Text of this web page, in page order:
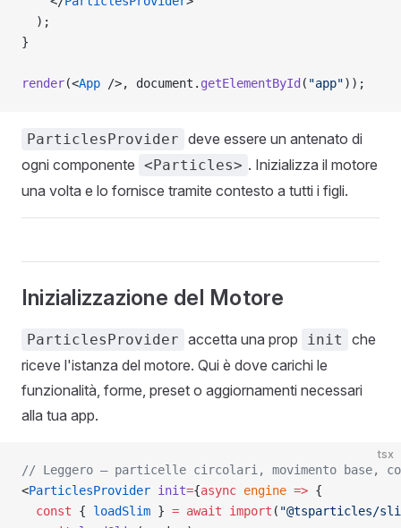
  );
}
render(<App />, document. getElementById ( "app"));
ParticlesProvider deve essere un antenato di
ogni componente <Particles> . Inizializza il motore
una volta e lo fornisce tramite contesto a tutti i figli.
Inizializzazione del Motore
ParticlesProvider accetta una prop init
che
riceve l'istanza del motore. Qui è dove carichi le
funzionalità, forme, preset o aggiornamenti necessari
alla tua app.
tsx
// Leggero — particelle circolari, movimento base,
<ParticlesProvider init={async engine => {
  const
{ loadSlim } = await import ( "@tsparticles/